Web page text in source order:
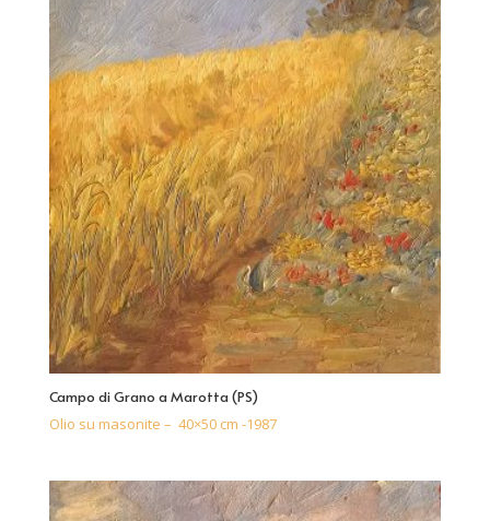
Campo di Grano a Marotta (PS)
Olio su masonite – 40×50 cm -1987